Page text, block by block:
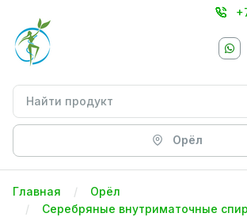
Орёл
Главная
Орёл
Серебряные внутриматочные